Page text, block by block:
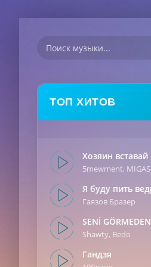
ТОП ХИТОВ
Хозяин вставай
5mewment, MIGAS
Гаязов Бразер
Shawty, Bedo
Гандзя